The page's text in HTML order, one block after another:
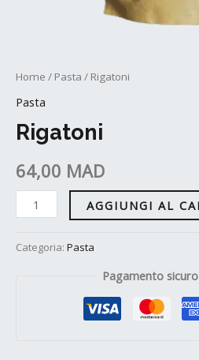
Home / Pasta / Rigatoni
Pasta
Rigatoni
64,00 MAD
AGGIUNGI AL
Categoria: Pasta
Pagamento